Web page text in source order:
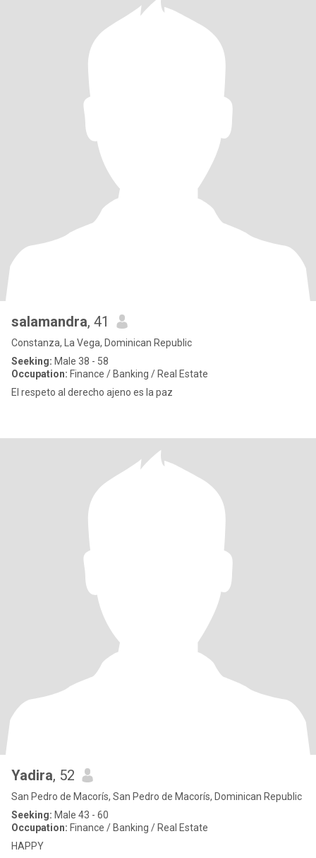
salamandra, 41
Constanza, La Vega, Dominican Republic
Seeking: Male 38 - 58
Occupation: Finance / Banking / Real Estate
El respeto al derecho ajeno es la paz
Yadira, 52
San Pedro de Macorís, San Pedro de Macorís, Dominican Republic
Seeking: Male 43 - 60
Occupation: Finance / Banking / Real Estate
HAPPY